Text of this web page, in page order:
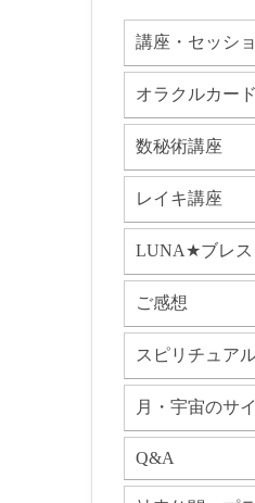
講座・セッシ
オラクルカー
数秘術講座
レイキ講座
LUNA★ブレス
ご感想
スピリチュア
月・宇宙のサ
Q&A